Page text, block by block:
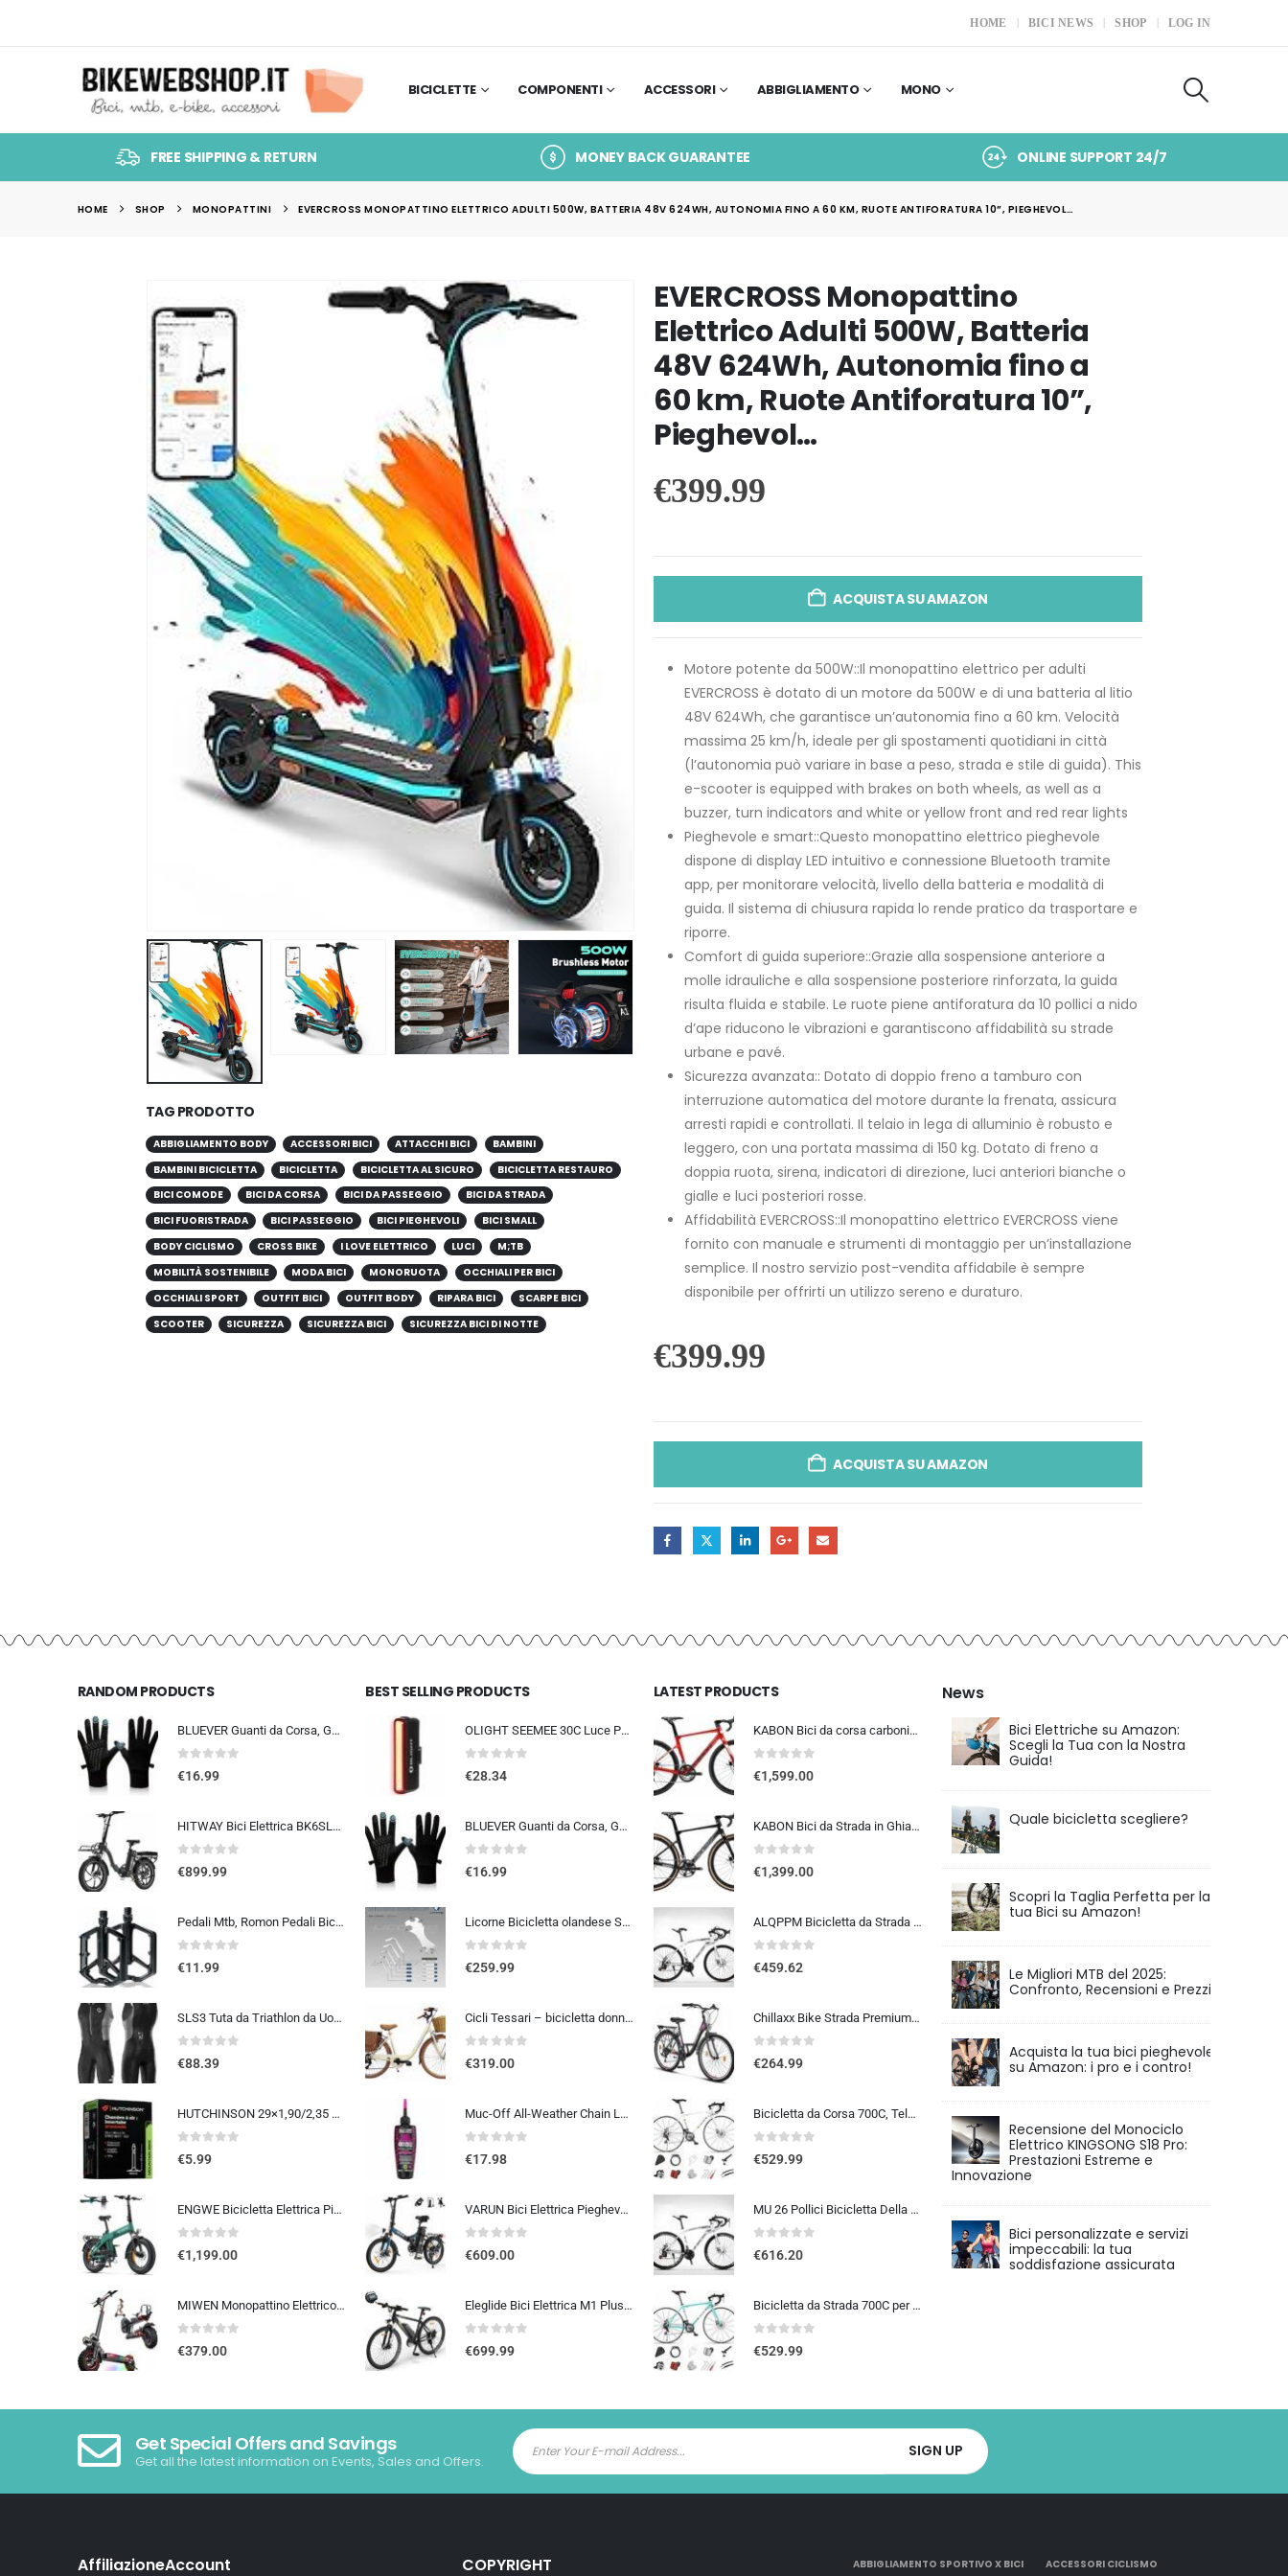
HOME BICI NEWS SHOP LOG IN
BICICLETTE COMPONENTI ACCESSORI ABBIGLIAMENTO MONO
FREE SHIPPING & RETURN MONEY BACK GUARANTEE ONLINE SUPPORT 24/7
HOME SHOP MONOPATTINI EVERCROSS MONOPATTINO ELETTRICO ADULTI 500W, BATTERIA 48V 624WH, AUTONOMIA FINO A 60 KM, RUOTE ANTIFORATURA 10”, PIEGHEVOL…
TAG PRODOTTO
ABBIGLIAMENTO BODY ACCESSORI BICI ATTACCHI BICI
BAMBINI
BAMBINI BICICLETTA
BICICLETTA BICICLETTA AL SICURO
BICICLETTA RESTAURO
BICI COMODE
BICI DA CORSA BICI DA PASSEGGIO
BICI DA STRADA
BICI FUORISTRADA
BICI PASSEGGIO BICI PIEGHEVOLI
BICI SMALL
BODY CICLISMO
CROSS BIKE I LOVE ELETTRICO LUCI
M;TB
MOBILITÀ SOSTENIBILE
MODA BICI MONORUOTA
OCCHIALI PER BICI
OCCHIALI SPORT
OUTFIT BICI OUTFIT BODY RIPARA BICI
SCARPE BICI
SCOOTER
SICUREZZA SICUREZZA BICI SICUREZZA BICI DI NOTTE
EVERCROSS Monopattino
Elettrico Adulti 500W, Batteria
48V 624Wh, Autonomia fino a
60 km, Ruote Antiforatura 10”,
Pieghevol…
€399.99
ACQUISTA SU AMAZON
Motore potente da 500W::Il monopattino elettrico per adulti
EVERCROSS è dotato di un motore da 500W e di una batteria al litio
48V 624Wh, che garantisce un’autonomia fino a 60 km. Velocità
massima 25 km/h, ideale per gli spostamenti quotidiani in città
(l’autonomia può variare in base a peso, strada e stile di guida). This
e-scooter is equipped with brakes on both wheels, as well as a
buzzer, turn indicators and white or yellow front and red rear lights
Pieghevole e smart::Questo monopattino elettrico pieghevole
dispone di display LED intuitivo e connessione Bluetooth tramite
app, per monitorare velocità, livello della batteria e modalità di
guida. Il sistema di chiusura rapida lo rende pratico da trasportare e
riporre.
Comfort di guida superiore::Grazie alla sospensione anteriore a
molle idrauliche e alla sospensione posteriore rinforzata, la guida
risulta fluida e stabile. Le ruote piene antiforatura da 10 pollici a nido
d’ape riducono le vibrazioni e garantiscono affidabilità su strade
urbane e pavé.
Sicurezza avanzata:: Dotato di doppio freno a tamburo con
interruzione automatica del motore durante la frenata, assicura
arresti rapidi e controllati. Il telaio in lega di alluminio è robusto e
leggero, con una portata massima di 150 kg. Dotato di freno a
doppia ruota, sirena, indicatori di direzione, luci anteriori bianche o
gialle e luci posteriori rosse.
Affidabilità EVERCROSS::Il monopattino elettrico EVERCROSS viene
fornito con manuale e strumenti di montaggio per un’installazione
semplice. Il nostro servizio post-vendita affidabile è sempre
disponibile per offrirti un utilizzo sereno e duraturo.
€399.99
ACQUISTA SU AMAZON
RANDOM PRODUCTS
BLUEVER Guanti da Corsa, Guanti Invernali Antivento Touchscreen Guanti Sportivi Caldi Antiscivolo Idrorepellenti per Uomo Don
0out of 5
€16.99
HITWAY Bici Elettrica BK6SL1-36V15.6Ah, 250W E Bike da 20 pollici, Autonomia 70-150km, 7 Velocità, Controllo APP, Pieghevo…
0out of 5
€899.99
Pedali Mtb, Romon Pedali Bicicletta Alluminio di Alta Qualità e Cuscinetto du Sigillato, Pedali Piatti 9/16 Lavorati a CNC co
0out of 5
€11.99
SLS3 Tuta da Triathlon da Uomo Trisuit da 2 Tasche FRT Ottima vestibilità e comodità | Progettato Tedesco 2019
0out of 5
€88.39
HUTCHINSON 29×1,90/2,35 48 mm Presta Inner Tube 2014
0out of 5
€5.99
ENGWE Bicicletta Elettrica Pieghevole, Batteria Da 48 V 13,5Ah Con Autonomia Fino A 120km, Sensore Di Coppia Con Freni Idraul
0out of 5
€1,199.00
MIWEN Monopattino Elettrico Adulto Scooter – 48V 18Ah 45-55KM di Autonomia monopattino elettrico adulti 11/10.5 Pollici mo…
0out of 5
€379.00
BEST SELLING PRODUCTS
OLIGHT SEEMEE 30C Luce Posteriore Per Bicicletta LED 30 LUMEN Torcia Bici Rossa 5 Modalità Impermeabile IPX6 TYPE-C Fanale Po
0out of 5
€28.34
BLUEVER Guanti da Corsa, Guanti Invernali Antivento Touchscreen Guanti Sportivi Caldi Antiscivolo Idrorepellenti per Uomo Don
0out of 5
€16.99
Licorne Bicicletta olandese Stella Bike, city bike da 24,26 e 28 pollici, adatta sia a uomini che a donne, con cambio a 21 marce, Bambina Donna, bianco, 26
0out of 5
€259.99
Cicli Tessari – bicicletta donna bici da passeggio city bike 26 cambio 6 velocita’ telaio basso cesto in vimini vintage con b
0out of 5
€319.00
Muc-Off All-Weather Chain Lube, 120 ml – Lubrificante Catena Bici Biodegradabile, Olio Catena Bici di Tutti i Tipi – Formulat
0out of 5
€17.98
VARUN Bici Elettrica Pieghevole, 20” Bicicletta Elettrica Unisex, Batteria Rimovibile 48V 374.4Wh, Autonomia 70Km, 7 Velocit
0out of 5
€609.00
Eleglide Bici Elettrica M1 Plus, Bicicletta Elettrica 27,5″, Mountain Bike Elettrica, mtb elettrica Batteria Rimovibile 12,5 Ah, 21 Velocità, bicicletta elettrica pedalata assistita
0out of 5
€699.99
LATEST PRODUCTS
KABON Bici da corsa carbonio, 700C bici da strada T800 Completamente carbonio con Shimano 105 R7000 22 velocità 8.1 KG Leg…
0out of 5
€1,599.00
KABON Bici da Strada in Ghiaia di Carbonio, Bicicletta con Telaio in Fibra di Carbonio T800 con Bicicletta da Corsa con Fr…
0out of 5
€1,399.00
ALQPPM Bicicletta da Strada da 26 Pollici, Bici da 24 Velocità, Freno a Doppio Disco, Telaio in Acciaio ad Alto Tenore Di …
0out of 5
€459.62
Chillaxx Bike Strada Premium City Bike da 26 e 28 pollici, bicicletta per ragazze, ragazzi, uomini e donne, cambio a 21 ma…
0out of 5
€264.99
Bicicletta da Corsa 700C, Telaio in Acciaio con Cambio a 24/27/30 Marce, Bicicletta da Strada per Uomo Donna, Bici da Stra…
0out of 5
€529.99
MU 26 Pollici Bicicletta Della Strada, 24 Velocità Bici, Doppio Disco Freno, Acciaio Al Carbonio Telaio, Strada Biciclette…
0out of 5
€616.20
Bicicletta da Strada 700C per Uomo Donna, Bicicletta da Corsa con Freno a Disco 24/27/30 velocità, Telaio in Acciaio ad Al…
0out of 5
€529.99
News
Bici Elettriche su Amazon:
Scegli la Tua con la Nostra
Guida!
Quale bicicletta scegliere?
Scopri la Taglia Perfetta per la
tua Bici su Amazon!
Le Migliori MTB del 2025:
Confronto, Recensioni e Prezzi
Acquista la tua bici pieghevole
su Amazon: i pro e i contro!
Recensione del Monociclo
Elettrico KINGSONG S18 Pro:
Prestazioni Estreme e
Innovazione
Bici personalizzate e servizi
impeccabili: la tua
soddisfazione assicurata
Get Special Offers and Savings
Get all the latest information on Events, Sales and Offers.
AffiliazioneAccount COPYRIGHT ABBIGLIAMENTO SPORTIVO X BICI ACCESSORI CICLISMO